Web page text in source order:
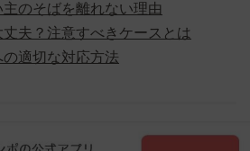
のそばを離れない理由
夫？注意すべきケースとは
適切な対応方法